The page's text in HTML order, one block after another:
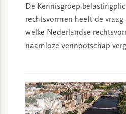
De Kennisgroep
rechtsvormen heeft de
welke Nederlandse
naamloze vennootschap